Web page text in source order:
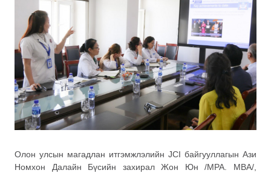
Олон улсын магадлан итгэмжлэлийн JCI байгууллагын Ази
Номхон Далайн Бүсийн захирал Жон Юн /MPA. MBA/,